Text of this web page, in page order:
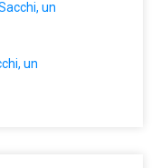
un
un